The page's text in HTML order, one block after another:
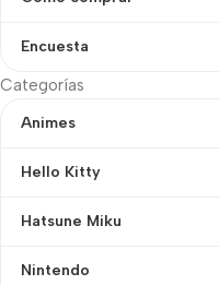
Encuesta
Categorías
Animes
Hello Kitty
Hatsune Miku
Nintendo